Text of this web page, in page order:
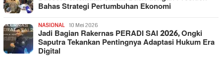
Bahas Strategi Pertumbuhan Ekonomi
NASIONAL 10 Mei 2026
Jadi Bagian Rakernas PERADI SAI 2026, Ongki
Saputra Tekankan Pentingnya Adaptasi Hukum Era
Digital